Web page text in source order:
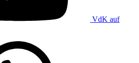
VdK auf